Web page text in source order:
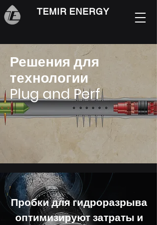
TEMIR ENERGY
Решения для
технологии
Plug and Perf
Пробки для гидроразрыва
оптимизируют затраты и